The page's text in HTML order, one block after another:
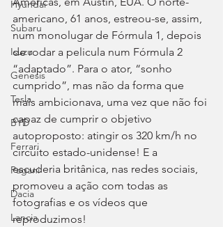
Hyundai
Subaru
Isuzu
Genesis
Tesla
BYD
Ferrari
Pagani
Dacia
Lancia
americano, 61 anos, estreou-se, assim,
num monolugar de Fórmula 1, depois
de rodar a pelicula num Fórmula 2
“adaptado”. Para o ator, “sonho
cumprido”, mas não da forma que
mais ambicionava, uma vez que não foi
capaz de cumprir o objetivo
autoproposto: atingir os 320 km/h no
circuito estado-unidense! E a
escuderia britânica, nas redes sociais,
promoveu a ação com todas as
fotografias e os vídeos que
reproduzimos!